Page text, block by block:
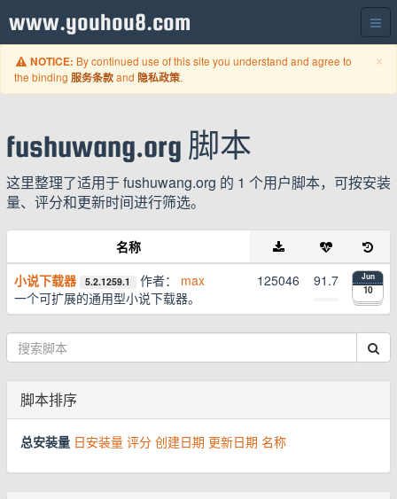
www.youhou8.com
×
NOTICE: By continued use of this site you understand and agree to
the binding 服务条款and 隐私政策.
fushuwang.org 脚本
这里整理了适用于 fushuwang.org 的 1 个用户脚本，可按安装
量、评分和更新时间进行筛选。
名称
小说下载器
5.2.1259.1 作者： max
一个可扩展的通用型小说下载器。
125046 91.7 Jun
10
脚本排序
总安装量 日安装量 评分 创建日期 更新日期 名称